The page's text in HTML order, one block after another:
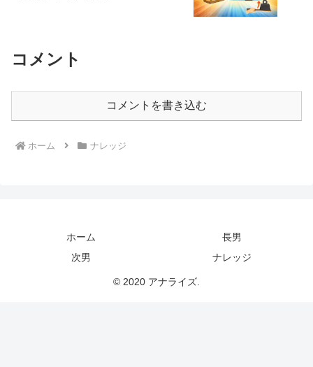
コメント
コメントを書き込む
ホーム ナレッジ
ホーム
長男
次男
ナレッジ
© 2020 アナライズ.